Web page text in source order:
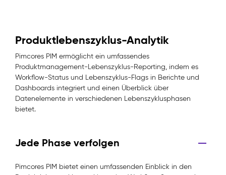
Produktlebenszyklus-Analytik
Pimcores PIM ermöglicht ein umfassendes
Produktmanagement-Lebenszyklus-Reporting, indem es
Workflow-Status und Lebenszyklus-Flags in Berichte und
Dashboards integriert und einen Überblick über
Datenelemente in verschiedenen Lebenszyklusphasen
bietet.
Jede Phase verfolgen
Pimcores PIM bietet einen umfassenden Einblick in den